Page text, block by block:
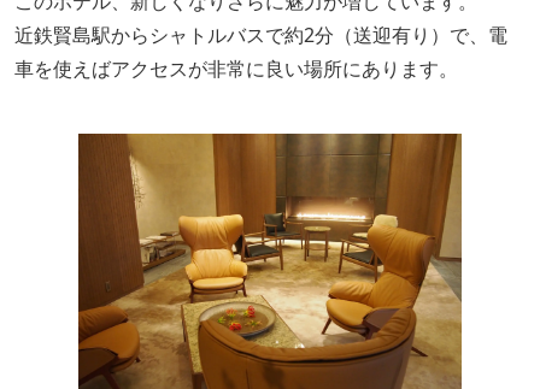
近鉄賢島駅からシャトルバスで約2分（送迎有り）で、電
車を使えばアクセスが非常に良い場所にあります。